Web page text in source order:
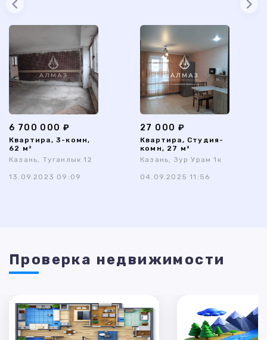
6 700 000 ₽
Квартира, 3-комн,
62 м²
Казань, Туганлык 12
13.09.2023 09:09
27 000 ₽
Квартира, Студия-
комн, 27 м²
Казань, Зур Урам 1к
04.09.2025 11:56
Проверка недвижимости